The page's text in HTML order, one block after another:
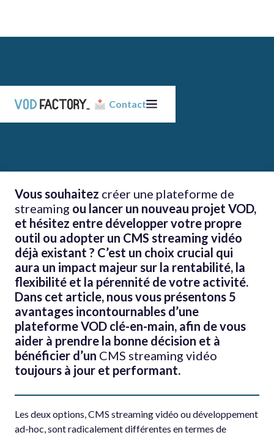
Julien Pesenti
Responsable Développement Commercial B2B
Contact
Vous souhaitez créer une plateforme de
streaming ou lancer un nouveau projet VOD,
et hésitez entre développer votre propre
outil ou adopter un CMS streaming vidéo
déjà existant ? C’est un choix crucial qui
aura un impact majeur sur la rentabilité, la
flexibilité et la pérennité de votre activité.
Dans cet article, nous vous présentons 5
avantages incontournables d’une
plateforme VOD clé-en-main, afin de vous
aider à prendre la bonne décision et à
bénéficier d’un CMS streaming vidéo
toujours à jour et performant.
Les deux options, CMS streaming vidéo ou développement
ad-hoc, sont radicalement différentes en termes de